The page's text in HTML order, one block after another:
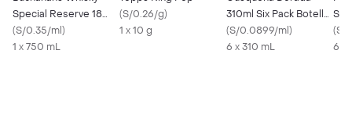
Special Reserve 18
Años
(S/0.35/ml)
1 x 750 mL
(S/0.26/g)
1 x 10 g
310ml Six Pack Botella
Cerveza
(S/0.0899/ml)
6 x 310 mL
Six
(S/
6 X